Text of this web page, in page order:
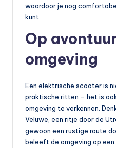
waardoor je nog
kunt.
Op
omgeving
Een elektrische scooter is
praktische ritten – het is
omgeving te verkennen.
Veluwe, een ritje door de
gewoon een rustige route
beleeft de omgeving op een